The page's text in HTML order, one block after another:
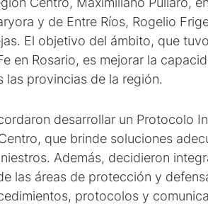
y de Entre Ríos, Rogelio
El objetivo del ámbito, que
en Rosario, es mejorar la
las provincias de la región.
desarrollar un Protocolo
que brinde soluciones
Además, decidieron
las áreas de protección y
protocolos y